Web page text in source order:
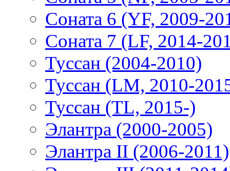
Соната 6 (YF, 2009-
Соната 7 (LF, 2014-
Туссан (2004-2010)
Туссан (LM, 2010-
Туссан (TL, 2015-)
Элантра (2000-2005)
Элантра II (2006-2011)